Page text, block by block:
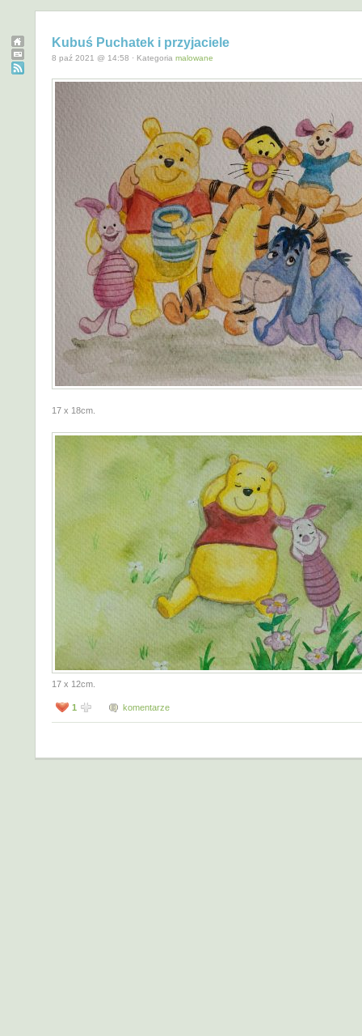
Kubuś Puchatek i przyjaciele
8 paź 2021 @ 14:58 · Kategoria malowane
17 x 18cm.
17 x 12cm.
1 komentarze